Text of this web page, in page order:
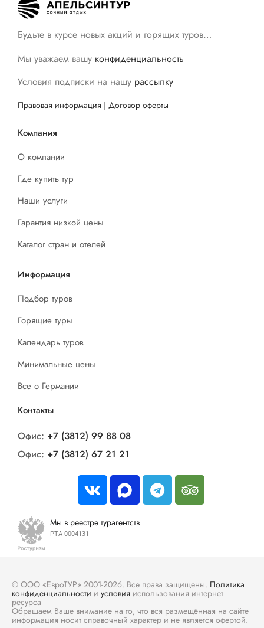
Будьте в курсе новых акций и горящих туров…
Мы уважаем вашу конфиденциальность
Условия подписки на нашу рассылку
Правовая информация | Договор оферты
Компания
О компании
Где купить тур
Наши услуги
Гарантия низкой цены
Каталог стран и отелей
Информация
Подбор туров
Горящие туры
Календарь туров
Минимальные цены
Все о Германии
Контакты
Офис: +7 (3812) 99 88 08
Офис: +7 (3812) 67 21 21
Мы в реестре турагентств
РТА 0004131
© ООО «ЕвроТУР» 2001-2026. Все права защищены. Политика
конфиденциальности и условия использования интернет
ресурса
Обращаем Ваше внимание на то, что вся размещённая на сайте
информация носит справочный характер и не является офертой.